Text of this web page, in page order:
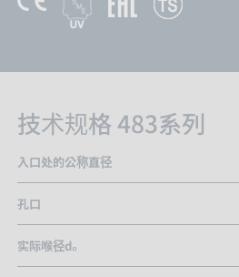
技术规格 483系列
入口处的公称直径
孔口
实际喉径d₀